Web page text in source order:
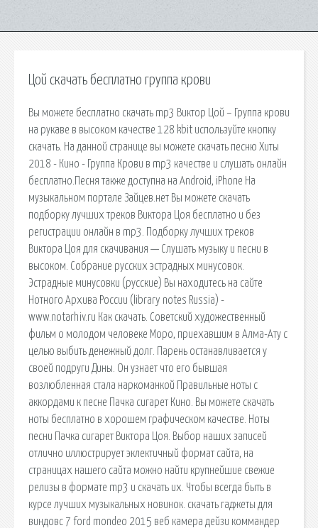
Цой скачать бесплатно группа крови
Вы можете бесплатно скачать mp3 Виктор Цой – Группа крови
на рукаве в высоком качестве 128 kbit используйте кнопку
скачать. На данной странице вы можете скачать песню Хиты
2018 - Кино - Группа Крови в mp3 качестве и слушать онлайн
бесплатно.Песня также доступна на Android, iPhone На
музыкальном портале Зайцев.нет Вы можете скачать
подборку лучших треков Виктора Цоя бесплатно и без
регистрации онлайн в mp3. Подборку лучших треков
Виктора Цоя для скачивания — Слушать музыку и песни в
высоком. Собрание русских эстрадных минусовок.
Эстрадные минусовки (русские) Вы находитесь на сайте
Нотного Архива России (library notes Russia) -
www.notarhiv.ru Как скачать. Советский художественный
фильм о молодом человеке Моро, приехавшим в Алма-Ату с
целью выбить денежный долг. Парень останавливается у
своей подруги Дины. Он узнает что его бывшая
возлюбленная стала наркоманкой Правильные ноты с
аккордами к песне Пачка сигарет Кино. Вы можете скачать
ноты бесплатно в хорошем графическом качестве. Ноты
песни Пачка сигарет Виктора Цоя. Выбор наших записей
отлично иллюстрирует эклектичный формат сайта, на
страницах нашего сайта можно найти крупнейшие свежие
релизы в формате mp3 и скачать их. Чтобы всегда быть в
курсе лучших музыкальных новинок. скачать гаджеты для
виндовс 7 ford mondeo 2015 веб камера дейзи коммандер